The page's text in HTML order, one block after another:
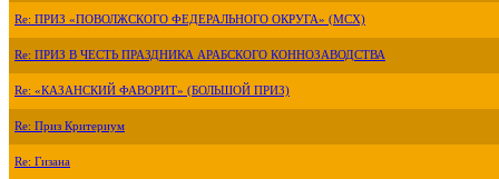
Re: ПРИЗ «ПОВОЛЖСКОГО ФЕДЕРАЛЬНОГО ОКРУГА» (МСХ)
Re: ПРИЗ В ЧЕСТЬ ПРАЗДНИКА АРАБСКОГО КОННОЗАВОДСТВА
Re: «КАЗАНСКИЙ ФАВОРИТ» (БОЛЬШОЙ ПРИЗ)
Re: Приз Критериум
Re: Гизана